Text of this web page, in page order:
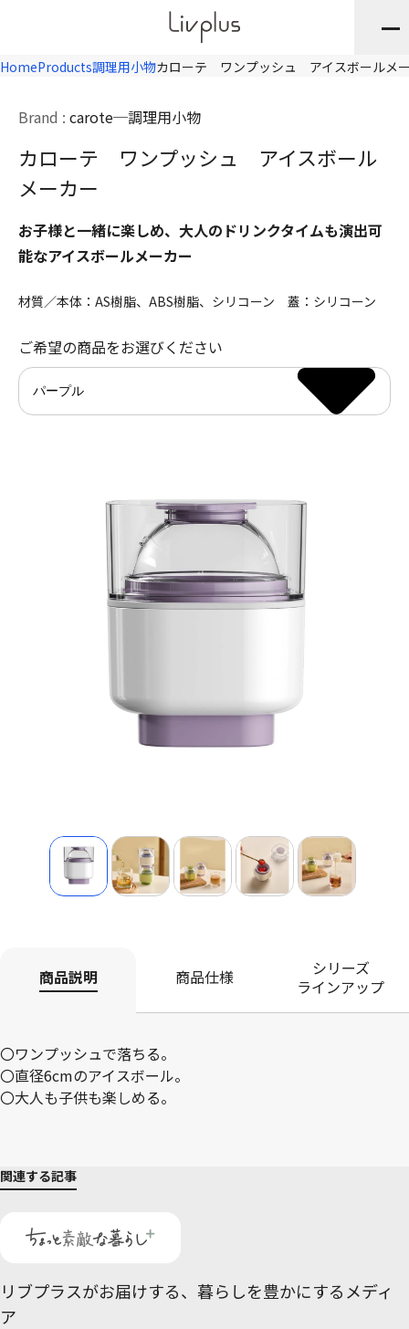
HomeProducts調理用小物カローテ ワンプッシュ アイスボールメ
Brand : carote 調理用小物
カローテ ワンプッシュ アイスボール
メーカー
お子様と一緒に楽しめ、大人のドリンクタイムも演出可
能なアイスボールメーカー
材質／本体：AS樹脂、ABS樹脂、シリコーン 蓋：シリコーン
ご希望の商品をお選びください
商品説明 商品仕様
シリーズ
ラインアップ
〇ワンプッシュで落ちる。
〇直径6cmのアイスボール。
〇大人も子供も楽しめる。
関連する記事
リブプラスがお届けする、 暮らしを豊かにするメディ
ア